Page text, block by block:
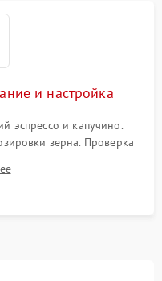
и настройка
эспрессо и капучино.
зерна. Проверка
напитка и
отсутствия посторонних